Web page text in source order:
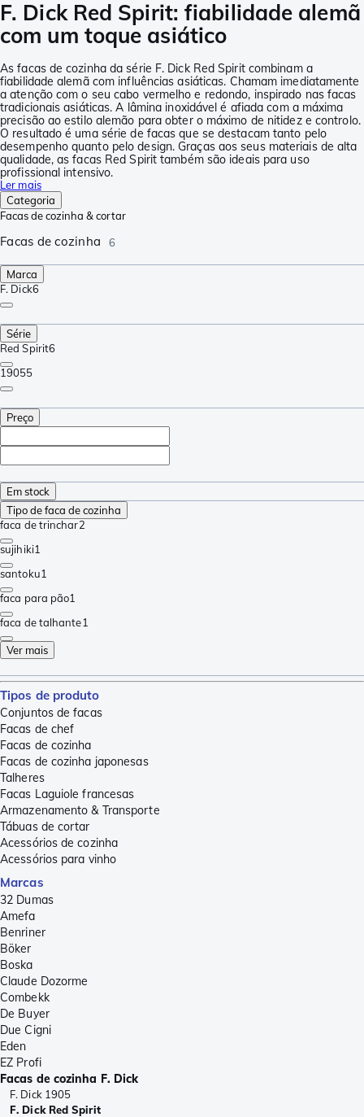
F. Dick Red Spirit: fiabilidade alemã
com um toque asiático
As facas de cozinha da série F. Dick Red Spirit combinam a
fiabilidade alemã com influências asiáticas. Chamam imediatamente
a atenção com o seu cabo vermelho e redondo, inspirado nas facas
tradicionais asiáticas. A lâmina inoxidável é afiada com a máxima
precisão ao estilo alemão para obter o máximo de nitidez e controlo.
O resultado é uma série de facas que se destacam tanto pelo
desempenho quanto pelo design. Graças aos seus materiais de alta
qualidade, as facas Red Spirit também são ideais para uso
profissional intensivo.
Ler mais
Categoria
Facas de cozinha & cortar
Facas de cozinha 6
Marca
F. Dick6
Série
Red Spirit6
19055
Preço
Em stock
Tipo de faca de cozinha
faca de trinchar2
sujihiki1
santoku1
faca para pão1
faca de talhante1
Ver mais
Tipos de produto
Conjuntos de facas
Facas de chef
Facas de cozinha
Facas de cozinha japonesas
Talheres
Facas Laguiole francesas
Armazenamento & Transporte
Tábuas de cortar
Acessórios de cozinha
Acessórios para vinho
Marcas
32 Dumas
Amefa
Benriner
Böker
Boska
Claude Dozorme
Combekk
De Buyer
Due Cigni
Eden
EZ Profi
Facas de cozinha F. Dick
F. Dick 1905
F. Dick Red Spirit